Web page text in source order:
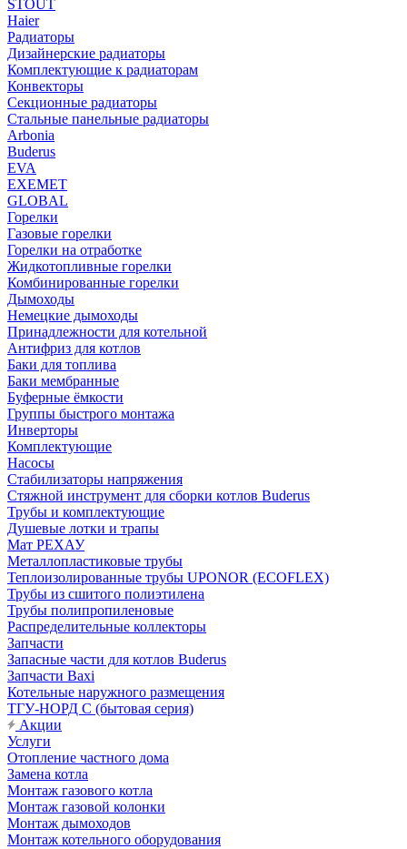
STOUT
Haier
Радиаторы
Дизайнерские радиаторы
Комплектующие к радиаторам
Конвекторы
Секционные радиаторы
Стальные панельные радиаторы
Arbonia
Buderus
EVA
EXEMET
GLOBAL
Горелки
Газовые горелки
Горелки на отработке
Жидкотопливные горелки
Комбинированные горелки
Дымоходы
Немецкие дымоходы
Принадлежности для котельной
Антифриз для котлов
Баки для топлива
Баки мембранные
Буферные ёмкости
Группы быстрого монтажа
Инверторы
Комплектующие
Насосы
Стабилизаторы напряжения
Стяжной инструмент для сборки котлов Buderus
Трубы и комплектующие
Душевые лотки и трапы
Мат РЕХАУ
Металлопластиковые трубы
Теплоизолированные трубы UPONOR (ECOFLEX)
Трубы из сшитого полиэтилена
Трубы полипропиленовые
Распределительные коллекторы
Запчасти
Запасные части для котлов Buderus
Запчасти Baxi
Котельные наружного размещения
ТГУ-НОРД С (бытовая серия)
Акции
Услуги
Отопление частного дома
Замена котла
Монтаж газового котла
Монтаж газовой колонки
Монтаж дымоходов
Монтаж котельного оборудования